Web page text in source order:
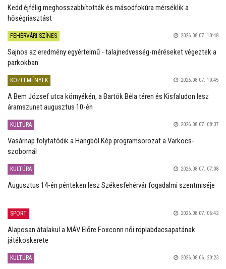
Kedd éjfélig meghosszabbították és másodfokúra mérséklik a
hőségriasztást
FEHÉRVÁRI SZÍNES 2026.08.07. 10:48
Sajnos az eredmény egyértelmű - talajnedvesség-méréseket végeztek a
parkokban
KÖZLEMÉNYEK 2026.08.07. 10:45
A Bem József utca környékén, a Bartók Béla téren és Kisfaludon lesz
áramszünet augusztus 10-én
KULTÚRA 2026.08.07. 08:37
Vasárnap folytatódik a Hangból Kép programsorozat a Varkocs-
szobornál
KULTÚRA 2026.08.07. 07:08
Augusztus 14-én pénteken lesz Székesfehérvár fogadalmi szentmiséje
SPORT 2026.08.07. 06:42
Alaposan átalakul a MÁV Előre Foxconn női röplabdacsapatának
játékoskerete
KULTÚRA 2026.08.06. 20:23